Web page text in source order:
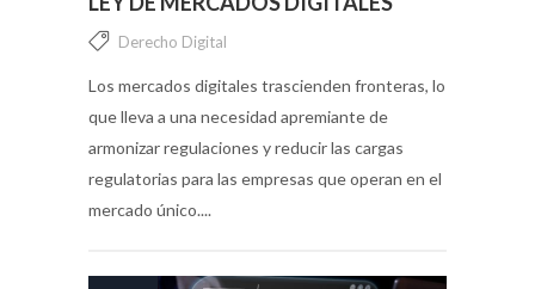
Derecho Digital
Los mercados digitales trascienden fronteras, lo
que lleva a una necesidad apremiante de
armonizar regulaciones y reducir las cargas
regulatorias para las empresas que operan en el
mercado único....